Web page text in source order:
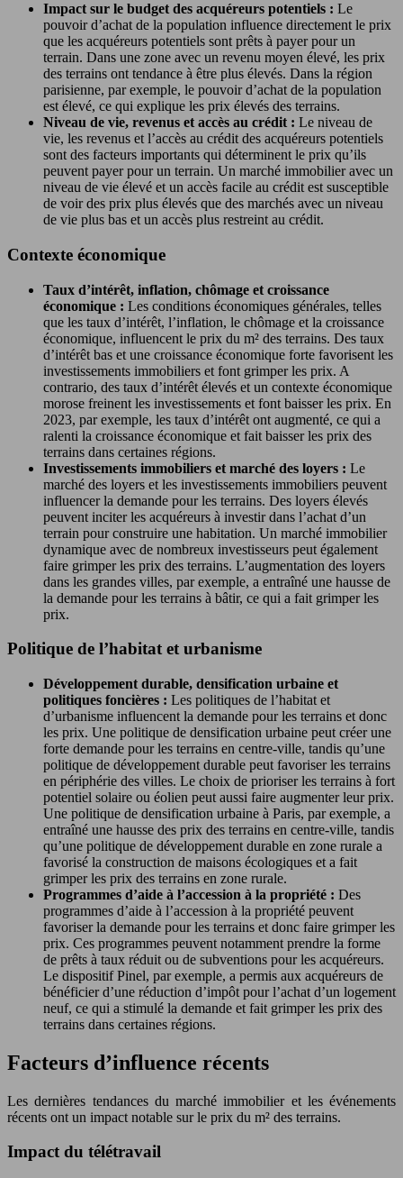
Impact sur le budget des acquéreurs potentiels : Le
pouvoir d’achat de la population influence directement le prix
que les acquéreurs potentiels sont prêts à payer pour un
terrain. Dans une zone avec un revenu moyen élevé, les prix
des terrains ont tendance à être plus élevés. Dans la région
parisienne, par exemple, le pouvoir d’achat de la population
est élevé, ce qui explique les prix élevés des terrains.
Niveau de vie, revenus et accès au crédit : Le niveau de
vie, les revenus et l’accès au crédit des acquéreurs potentiels
sont des facteurs importants qui déterminent le prix qu’ils
peuvent payer pour un terrain. Un marché immobilier avec un
niveau de vie élevé et un accès facile au crédit est susceptible
de voir des prix plus élevés que des marchés avec un niveau
de vie plus bas et un accès plus restreint au crédit.
Contexte économique
Taux d’intérêt, inflation, chômage et croissance
économique : Les conditions économiques générales, telles
que les taux d’intérêt, l’inflation, le chômage et la croissance
économique, influencent le prix du m² des terrains. Des taux
d’intérêt bas et une croissance économique forte favorisent les
investissements immobiliers et font grimper les prix. A
contrario, des taux d’intérêt élevés et un contexte économique
morose freinent les investissements et font baisser les prix. En
2023, par exemple, les taux d’intérêt ont augmenté, ce qui a
ralenti la croissance économique et fait baisser les prix des
terrains dans certaines régions.
Investissements immobiliers et marché des loyers : Le
marché des loyers et les investissements immobiliers peuvent
influencer la demande pour les terrains. Des loyers élevés
peuvent inciter les acquéreurs à investir dans l’achat d’un
terrain pour construire une habitation. Un marché immobilier
dynamique avec de nombreux investisseurs peut également
faire grimper les prix des terrains. L’augmentation des loyers
dans les grandes villes, par exemple, a entraîné une hausse de
la demande pour les terrains à bâtir, ce qui a fait grimper les
prix.
Politique de l’habitat et urbanisme
Développement durable, densification urbaine et
politiques foncières : Les politiques de l’habitat et
d’urbanisme influencent la demande pour les terrains et donc
les prix. Une politique de densification urbaine peut créer une
forte demande pour les terrains en centre-ville, tandis qu’une
politique de développement durable peut favoriser les terrains
en périphérie des villes. Le choix de prioriser les terrains à fort
potentiel solaire ou éolien peut aussi faire augmenter leur prix.
Une politique de densification urbaine à Paris, par exemple, a
entraîné une hausse des prix des terrains en centre-ville, tandis
qu’une politique de développement durable en zone rurale a
favorisé la construction de maisons écologiques et a fait
grimper les prix des terrains en zone rurale.
Programmes d’aide à l’accession à la propriété : Des
programmes d’aide à l’accession à la propriété peuvent
favoriser la demande pour les terrains et donc faire grimper les
prix. Ces programmes peuvent notamment prendre la forme
de prêts à taux réduit ou de subventions pour les acquéreurs.
Le dispositif Pinel, par exemple, a permis aux acquéreurs de
bénéficier d’une réduction d’impôt pour l’achat d’un logement
neuf, ce qui a stimulé la demande et fait grimper les prix des
terrains dans certaines régions.
Facteurs d’influence récents
Les dernières tendances du marché immobilier et les événements
récents ont un impact notable sur le prix du m² des terrains.
Impact du télétravail